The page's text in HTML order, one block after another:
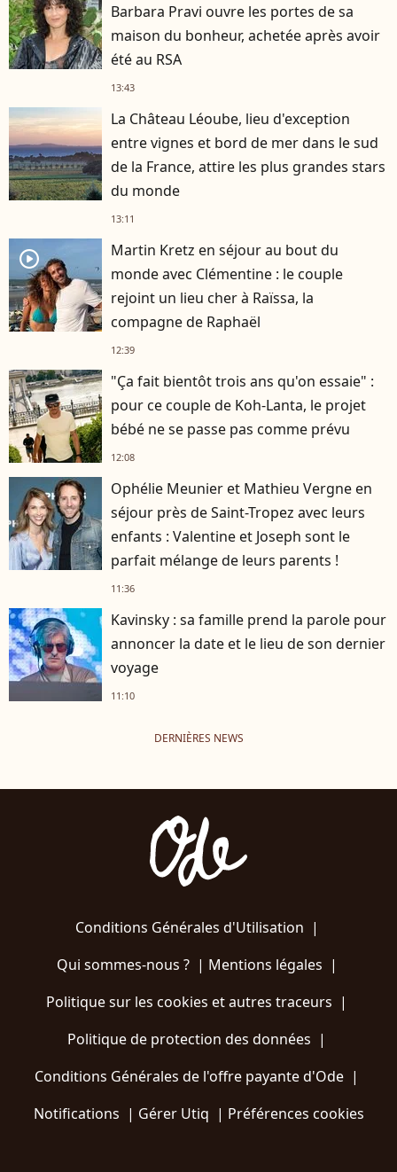
Barbara Pravi ouvre les portes de sa
maison du bonheur, achetée après avoir
été au RSA
13:43
La Château Léoube, lieu d'exception
entre vignes et bord de mer dans le sud
de la France, attire les plus grandes stars
du monde
13:11
player2
Martin Kretz en séjour au bout du
monde avec Clémentine : le couple
rejoint un lieu cher à Raïssa, la
compagne de Raphaël
12:39
"Ça fait bientôt trois ans qu'on essaie" :
pour ce couple de Koh-Lanta, le projet
bébé ne se passe pas comme prévu
12:08
Ophélie Meunier et Mathieu Vergne en
séjour près de Saint-Tropez avec leurs
enfants : Valentine et Joseph sont le
parfait mélange de leurs parents !
11:36
Kavinsky : sa famille prend la parole pour
annoncer la date et le lieu de son dernier
voyage
11:10
DERNIÈRES NEWS
Conditions Générales d'Utilisation |
Qui sommes-nous ?| Mentions légales |
Politique sur les cookies et autres traceurs |
Politique de protection des données |
Conditions Générales de l'offre payante d'Ode |
Notifications | Gérer Utiq | Préférences cookies